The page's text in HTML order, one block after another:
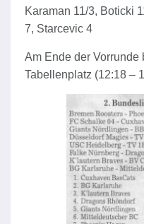
Karaman 11/3, Boticki
7, Starcevic 4
Am Ende der Vorrunde
Tabellenplatz (12:18 –